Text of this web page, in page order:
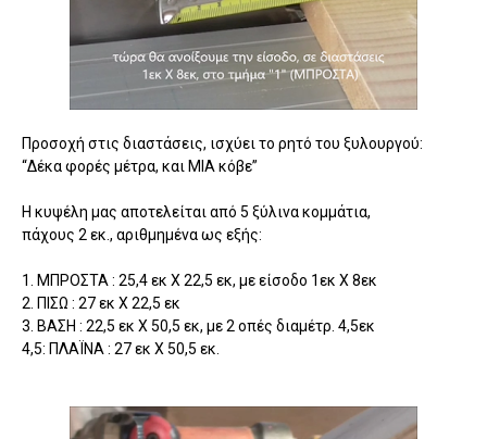
Προσοχή στις διαστάσεις, ισχύει το ρητό του ξυλουργού:
“Δέκα φορές μέτρα, και ΜΙΑ κόβε”
Η κυψέλη μας αποτελείται από 5 ξύλινα κομμάτια,
πάχους 2 εκ., αριθμημένα ως εξής:
1. ΜΠΡΟΣΤΑ : 25,4 εκ Χ 22,5 εκ, με είσοδο 1εκ Χ 8εκ
2. ΠΙΣΩ : 27 εκ Χ 22,5 εκ
3. ΒΑΣΗ : 22,5 εκ Χ 50,5 εκ, με 2 οπές διαμέτρ. 4,5εκ
4,5: ΠΛΑΪΝΑ : 27 εκ Χ 50,5 εκ.